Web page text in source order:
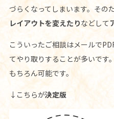
づらくなってしまいます。そのた
レイアウトを変えたりなどして
こういったご相談はメールで
てやり取りすることが多いです
もちろん可能です。
↓こちらが決定版